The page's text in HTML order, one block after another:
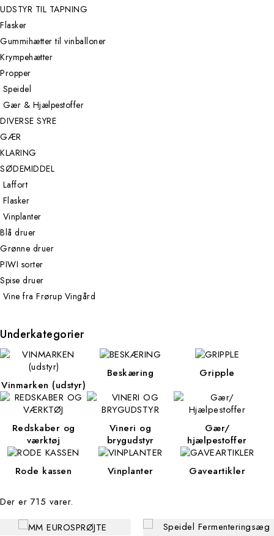
UDSTYR TIL TAPNING
Flasker
Gummihætter til vinballoner
Krympehætter
Propper
Speidel
Gær & Hjælpestoffer
DIVERSE SYRE
GÆR
KLARING
SØDEMIDDEL
Laffort
Flasker
Vinplanter
Blå druer
Grønne druer
PIWI sorter
Spise druer
Vine fra Frørup Vingård
Underkategorier
vinmarken (udstyr)
beskæring gripple
redskaber og
værktøj
vineri og
brygudstyr
gær/
hjælpestoffer
rode kassen vinplanter gaveartikler
Der er 715 varer.